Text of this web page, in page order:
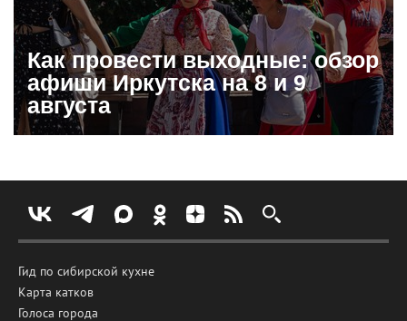
Как провести выходные: обзор
афиши Иркутска на 8 и 9
августа
Гид по сибирской кухне
Карта катков
Голоса города